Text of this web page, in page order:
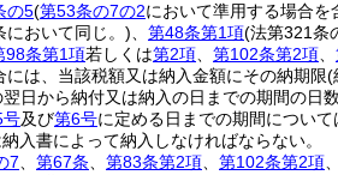
の5(第53条の7の2において準用する場合を
において同じ。) 第48条第1項(法第321条
98条第1項若しくは第2項 第102条第2項
は、当該税額又は納入金額にその納期限(
翌日から納付又は納入の日までの期間の日
号及び第6号に定める日までの期間につい
入書によって納入しなければならない。
7 第67条 第83条第2項 第102条第2項